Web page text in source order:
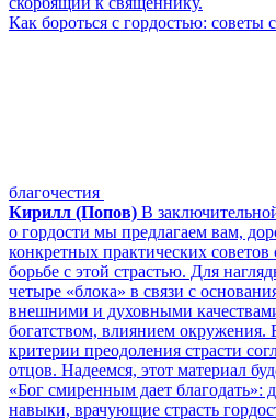
Как бороться с гордостью:
благочестия
Кирилл (Попов) В
о гордости мы предлагаем вам,
конкретных практических
борьбе с этой страстью. Для
четыре «блока» в связи с
внешними и духовными
богатством, влиянием
критерии преодоления страсти
отцов. Надеемся, этот материал
«Бог смиренным дает благодать»:
навыки, врачующие страсть